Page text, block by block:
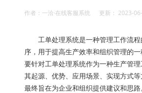
作者：一洽·在线客服系统 更新： 2023-
工单处理系统是一种管理工作流程
序，用于提高生产效率和组织管理的
要针对工单处理系统作为一种生产管
其起源、优势、应用场景、实现方式等
最终旨在为企业和组织提供建议和思路